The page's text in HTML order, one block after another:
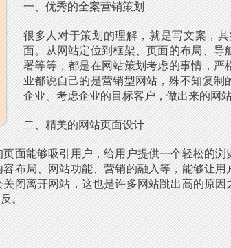
一、优秀的全案营销策划
很多人对于策划的理解，就是写文案，
面。从网站定位到框架、页面的布局、
署等等，都是在网站策划考虑的事情，
业都说自己的是营销型网站，殊不知复
企业、考虑企业的目标客户，做出来的网
二、精美的网站页面设计
面能够吸引用户，给用户提供一个轻松的
布局、网站功能、营销的融入等，能够让
闭离开网站，这也是许多网站跳出高的原
。